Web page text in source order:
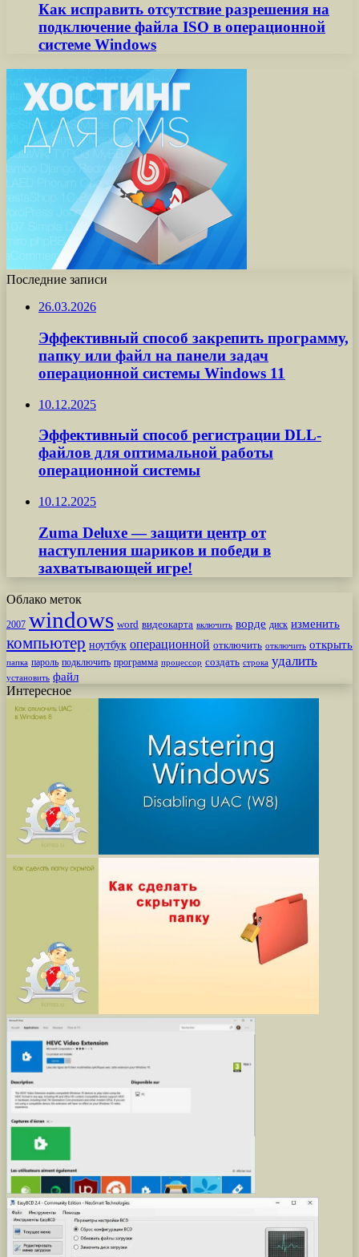
Как исправить отсутствие разрешения на
подключение файла ISO в операционной
системе Windows
Последние записи
26.03.2026
Эффективный способ закрепить программу,
папку или файл на панели задач
операционной системы Windows 11
10.12.2025
Эффективный способ регистрации DLL-
файлов для оптимальной работы
операционной системы
10.12.2025
Zuma Deluxe — защити центр от
наступления шариков и победи в
захватывающей игре!
Облако меток
2007 windows word видеокарта включить ворде диск изменить
компьютер ноутбук операционной отключить отключить открыть
папка пароль подключить программа процессор создать строка удалить
установить файл
Интересное